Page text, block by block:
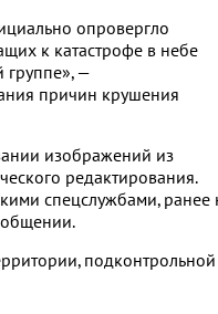
опровергло
к катастрофе в небе
группе», —
причин крушения
изображений из
редактирования.
спецслужбами, ранее
подконтрольной